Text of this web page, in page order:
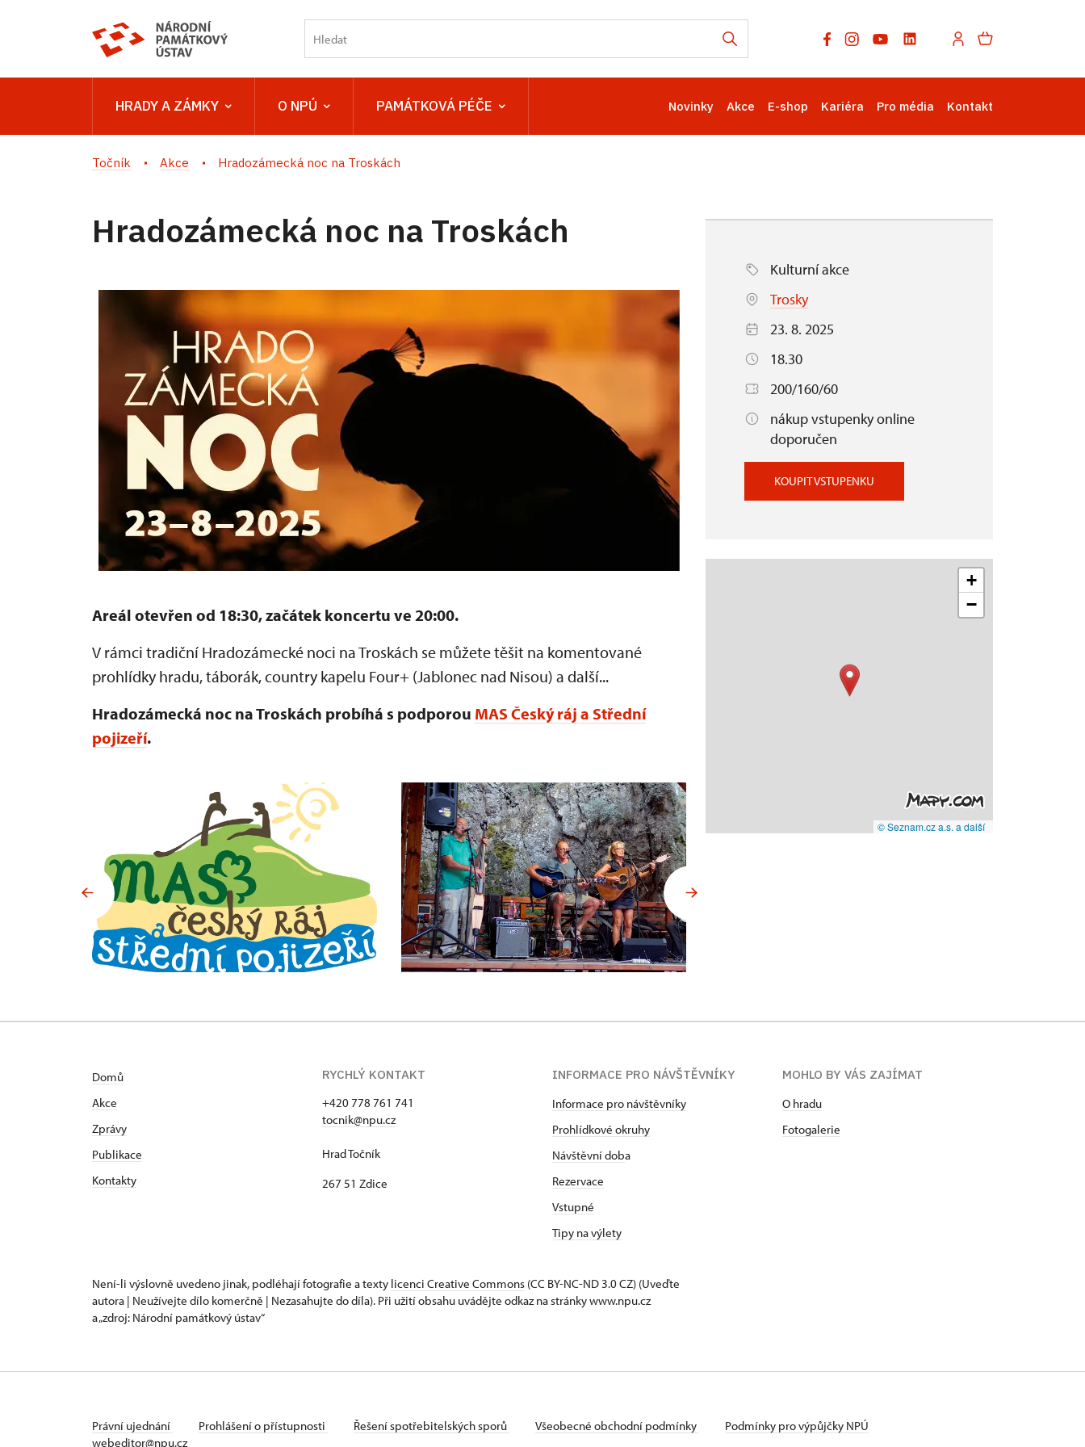
HRADY A ZÁMKY O NPÚ PAMÁTKOVÁ PÉČE Novinky Akce E-shop Kariéra Pro média Kontakt
Točník Akce Hradozámecká noc na Troskách
Hradozámecká noc na Troskách
Areál otevřen od 18:30, začátek koncertu ve 20:00.
V rámci tradiční Hradozámecké noci na Troskách se můžete těšit na komentované
prohlídky hradu, táborák, country kapelu Four+ (Jablonec nad Nisou) a další...
Hradozámecká noc na Troskách probíhá s podporou MAS Český ráj a Střední
pojizeří.
Kulturní akce
Trosky
23. 8. 2025
18.30
200/160/60
nákup vstupenky online
doporučen
KOUPIT VSTUPENKU
+
−
© Seznam.cz a.s. a další
Domů
Akce
Zprávy
Publikace
Kontakty
RYCHLÝ KONTAKT
+420 778 761 741
tocnik@npu.cz
Hrad Točník
267 51 Zdice
INFORMACE PRO NÁVŠTĚVNÍKY
Informace pro návštěvníky
Prohlídkové okruhy
Návštěvní doba
Rezervace
Vstupné
Tipy na výlety
MOHLO BY VÁS ZAJÍMAT
O hradu
Fotogalerie
Není-li výslovně uvedeno jinak, podléhají fotografie a texty licenci Creative Commons (CC BY-NC-ND 3.0 CZ) (Uveďte
autora | Neužívejte dílo komerčně | Nezasahujte do díla). Při užití obsahu uvádějte odkaz na stránky www.npu.cz
a „zdroj: Národní památkový ústav“
Právní ujednání Prohlášení o přístupnosti Řešení spotřebitelských sporů Všeobecné obchodní podmínky
Podmínky pro výpůjčky NPÚ
webeditor@npu.cz